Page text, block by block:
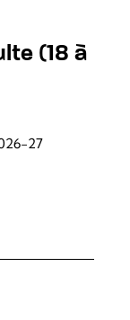
(18 à
27